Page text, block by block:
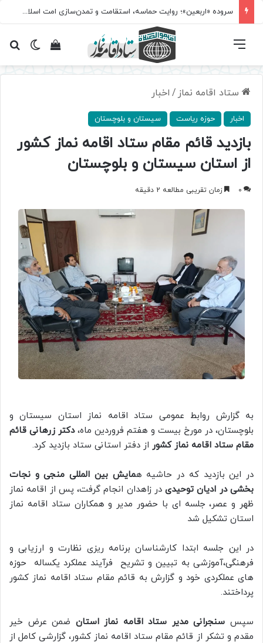
سروده‌ «اربعین»؛ روایت حماسه، استقامت و تمدن‌سازی امت اسلامی
تغییرمشاهده فهرست
ستاد اقامه نماز / اخبار
اخبار حوزه ریاست سیستان و بلوچستان
بازدید قائم مقام ستاد اقامه نماز کشور
از استان سیستان و بلوچستان
0 زمان تقریبی مطالعه 2 دقیقه
به گزارش روابط عمومی ستاد اقامه نماز استان سیستان و
بلوچستان، در مورخ بیست و هفتم فروردین ماه،دکتر زرهانی قائم
مقام ستاد اقامه نماز کشور از دفتر استانی ستاد بازدید کرد.
در این بازدید که در حاشیه همایش بین المللی منجی و نجات
بخشی در ادیان توحیدیدر زاهدان انجام گرفت، پس از اقامه نماز
ظهر و عصر، جلسه ای با حضور مدیر و همکاران ستاد اقامه نماز
استان تشکیل شد
در این جلسه ابتدا کارشناسان برنامه ریزی نظارت و ارزیابی و
فرهنگی،آموزشی به تبیین و تشریح فرآیند عملکرد یکساله حوزه
های عملکردی خود و گزارش به قائم مقام ستاد اقامه نماز کشور
پرداختند.
سپس سنجرانی مدیر ستاد اقامه نماز استان ضمن عرض خیر
مقدم و تشکر از قائم مقام ستاد اقامه نماز کشور، گزارشی کامل از